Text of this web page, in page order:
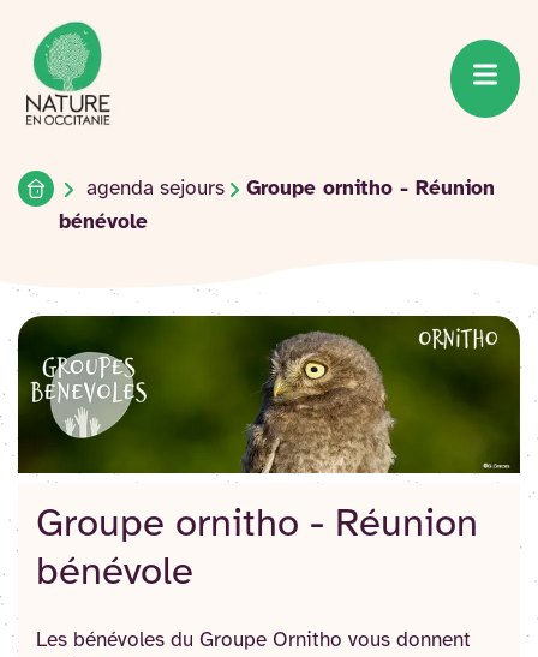
Accéder
au
contenu
Accueil du site
Accueilagenda sejours
Groupe ornitho - Réunion
bénévole
Groupe ornitho - Réunion
bénévole
Les bénévoles du Groupe Ornitho vous donnent